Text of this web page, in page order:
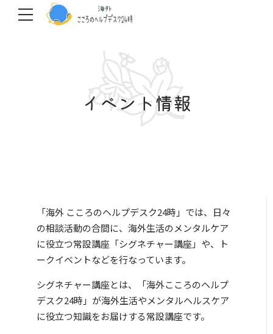
イベント情報
「海外 こころのヘルプデスク24時」では、日々
の相談活動の合間に、海外生活のメンタルケア
に役立つ常設講座「シグネチャー講座」や、ト
ークイベントなどを行なっています。
シグネチャー講座とは、「海外こころのヘルプ
デスク24時」が海外生活やメンタルヘルスケア
に役立つ知識をお届けする常設講座です。